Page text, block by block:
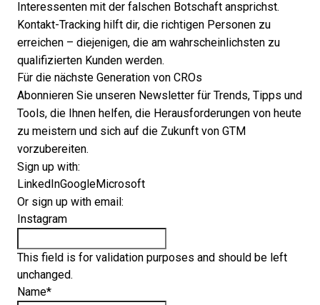
Interessenten mit der falschen Botschaft ansprichst.
Kontakt-Tracking hilft dir, die richtigen Personen zu
erreichen – diejenigen, die am wahrscheinlichsten zu
qualifizierten Kunden werden.
Für die nächste Generation von CROs
Abonnieren Sie unseren Newsletter für Trends, Tipps und
Tools, die Ihnen helfen, die Herausforderungen von heute
zu meistern und sich auf die Zukunft von GTM
vorzubereiten.
Sign up with:
LinkedInGoogleMicrosoft
Or sign up with email:
Instagram
This field is for validation purposes and should be left
unchanged.
Name*